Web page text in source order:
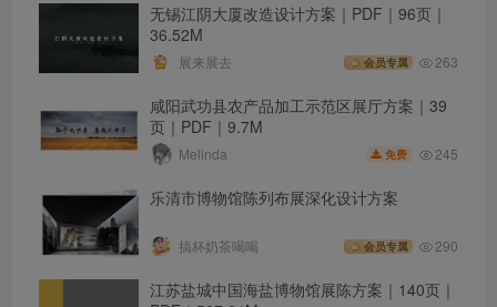
无锡江阴大厦改造设计方案｜PDF｜96页｜
36.52M
展来展去 会员专属 263
咸阳武功县农产品加工示范区展厅方案｜39
页｜PDF｜9.7M
Melinda 免费 245
乐清市博物馆陈列布展深化设计方案
搞杯奶茶喝喝 会员专属 290
江苏盐城中国海盐博物馆展陈方案｜140页｜